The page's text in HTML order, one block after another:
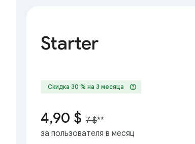
Starter
Скидка 30 % на 3 месяца help
4,90 $ 7 $**
за пользователя в месяц